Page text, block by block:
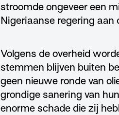
stroomde ongeveer een
Nigeriaanse regering
Volgens de overheid
stemmen blijven buiten
geen nieuwe ronde van
grondige sanering van
enorme schade die zij